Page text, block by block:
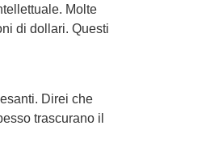
Molte
di dollari. Questi
Direi che
trascurano il